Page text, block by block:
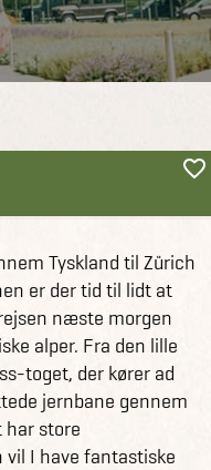
- Med omtanke og
Tyskland til Zürich
er der tid til lidt at
næste morgen
alper. Fra den lille
toget, der kører ad
jernbane gennem
har store
vil I have fantastiske